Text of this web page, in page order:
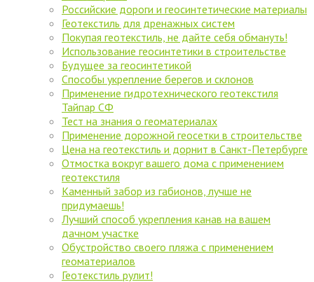
Российские дороги и геосинтетические материалы
Геотекстиль для дренажных систем
Покупая геотекстиль, не дайте себя обмануть!
Использование геосинтетики в строительстве
Будущее за геосинтетикой
Способы укрепление берегов и склонов
Применение гидротехнического геотекстиля
Тайпар СФ
Тест на знания о геоматериалах
Применение дорожной геосетки в строительстве
Цена на геотекстиль и дорнит в Санкт-Петербурге
Отмостка вокруг вашего дома с применением
геотекстиля
Каменный забор из габионов, лучше не
придумаешь!
Лучший способ укрепления канав на вашем
дачном участке
Обустройство своего пляжа с применением
геоматериалов
Геотекстиль рулит!